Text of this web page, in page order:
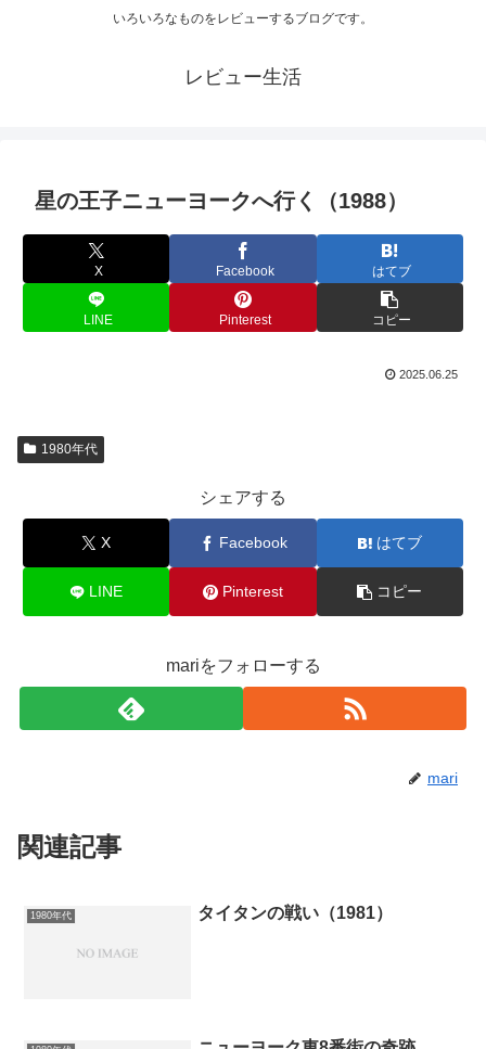
いろいろなものをレビューするブログです。
レビュー生活
星の王子ニューヨークへ行く（1988）
X Facebook はてブ
LINE Pinterest コピー
2025.06.25
1980年代
シェアする
X Facebook はてブ
LINE Pinterest コピー
mariをフォローする
mari
関連記事
1980年代 タイタンの戦い（1981）